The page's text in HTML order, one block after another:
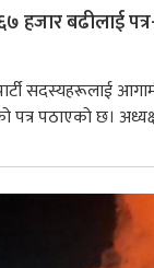
हजार बढीलाई
सदस्यहरूलाई
पठाएको छ।